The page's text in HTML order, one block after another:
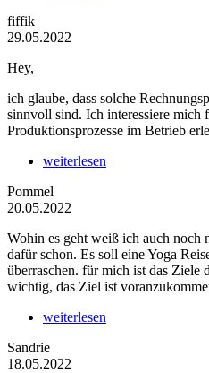
fiffik
29.05.2022
Hey,
ich glaube, dass solche
sinnvoll sind. Ich interessiere mich
Produktionsprozesse im Betrieb
weiterlesen
Pommel
20.05.2022
Wohin es geht weiß ich auch noch
dafür schon. Es soll eine Yoga
überraschen. für mich ist das Ziele
wichtig, das Ziel ist
weiterlesen
Sandrie
18.05.2022